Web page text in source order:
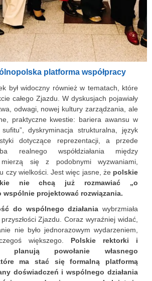
platforma współpracy
był widoczny również w tematach, które
całego Zjazdu. W dyskusjach pojawiały
odwagi, nowej kultury zarządzania, ale
praktyczne kwestie: bariera awansu w
dyskryminacja strukturalna, język
dotyczące reprezentacji, a przede
realnego współdziałania między
się z podobnymi wyzwaniami,
czy wielkości. Jest więc jasne, że polskie
nie chcą już rozmawiać „o
wspólnie projektować rozwiązania.
do wspólnego działania wybrzmiała
Zjazdu. Coraz wyraźniej widać,
nie było jednorazowym wydarzeniem,
większego. Polskie rektorki i
planują powołanie własnego
ma stać się formalną platformą
doświadczeń i wspólnego działania